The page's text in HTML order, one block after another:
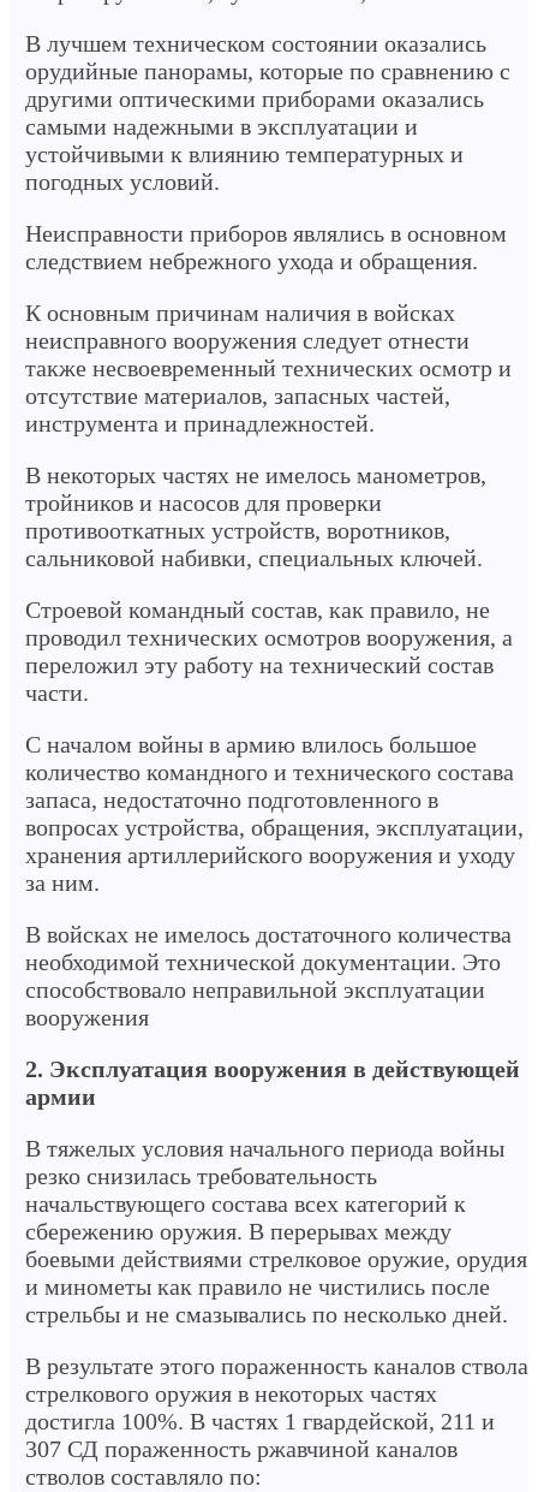
В лучшем техническом состоянии оказались
орудийные панорамы, которые по сравнению с
другими оптическими приборами оказались
самыми надежными в эксплуатации и
устойчивыми к влиянию температурных и
погодных условий.
Неисправности приборов являлись в основном
следствием небрежного ухода и обращения.
К основным причинам наличия в войсках
неисправного вооружения следует отнести
также несвоевременный технических осмотр и
отсутствие материалов, запасных частей,
инструмента и принадлежностей.
В некоторых частях не имелось манометров,
тройников и насосов для проверки
противооткатных устройств, воротников,
сальниковой набивки, специальных ключей.
Строевой командный состав, как правило, не
проводил технических осмотров вооружения, а
переложил эту работу на технический состав
части.
С началом войны в армию влилось большое
количество командного и технического состава
запаса, недостаточно подготовленного в
вопросах устройства, обращения, эксплуатации,
хранения артиллерийского вооружения и уходу
за ним.
В войсках не имелось достаточного количества
необходимой технической документации. Это
способствовало неправильной эксплуатации
вооружения
2. Эксплуатация вооружения в действующей
армии
В тяжелых условия начального периода войны
резко снизилась требовательность
начальствующего состава всех категорий к
сбережению оружия. В перерывах между
боевыми действиями стрелковое оружие, орудия
и минометы как правило не чистились после
стрельбы и не смазывались по несколько дней.
В результате этого пораженность каналов ствола
стрелкового оружия в некоторых частях
достигла 100%. В частях 1 гвардейской, 211 и
307 СД пораженность ржавчиной каналов
стволов составляло по: